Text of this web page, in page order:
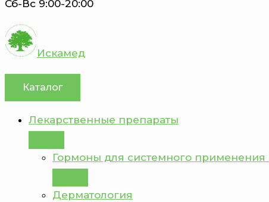
Сб-Вс 9:00-20:00
Искамед
Каталог
Лекарственные препараты
Гормоны для системного
Дерматология